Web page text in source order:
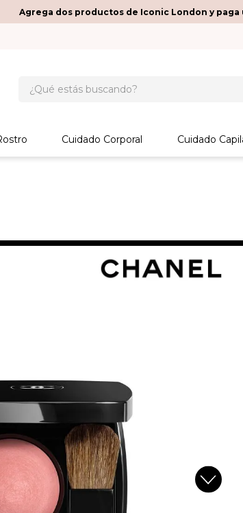
Agrega dos productos de Iconic London y paga
Cuidado Corporal Cuidado